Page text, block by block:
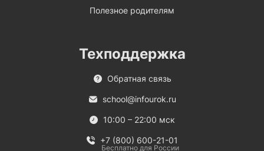
Полезное родителям
Техподдержка
Обратная связь
school@infourok.ru
10:00 – 22:00 мск
+7 (800) 600-21-01
Бесплатно для России